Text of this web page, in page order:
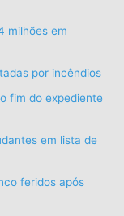
milhões em
por incêndios
fim do expediente
em lista de
feridos após